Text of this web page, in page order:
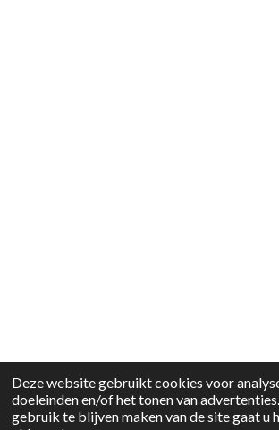
Deze website gebruikt cookies voor
doeleinden en/of het tonen van
gebruik te blijven maken van de site gaat u